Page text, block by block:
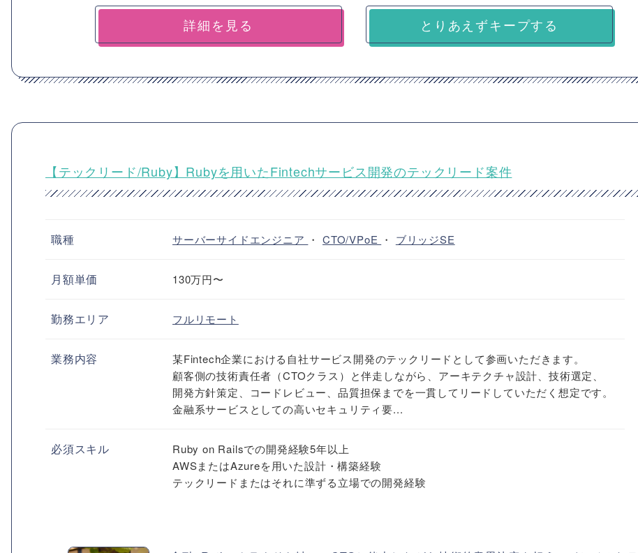
詳細を見る とりあえずキープする
【テックリード/Ruby】Rubyを用いたFintechサービス開発のテックリード案件
職種 サーバーサイドエンジニア ・CTO/VPoE ・ ブリッジSE
月額単価 130万円〜
勤務エリア フルリモート
業務内容
某Fintech企業における自社サービス開発のテックリードとして参画いただきます。
顧客側の技術責任者（CTOクラス）と伴走しながら、アーキテクチャ設計、技術選定、
開発方針策定、コードレビュー、品質担保までを一貫してリードしていただく想定です。
金融系サービスとしての高いセキュリティ要...
必須スキル
Ruby on Railsでの開発経験5年以上
AWSまたはAzureを用いた設計・構築経験
テックリードまたはそれに準ずる立場での開発経験